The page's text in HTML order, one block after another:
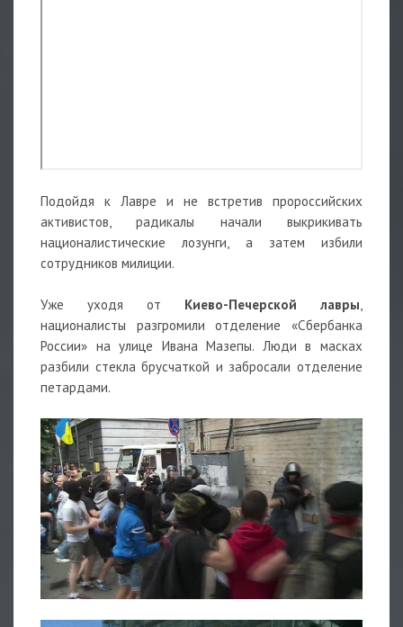
Подойдя к Лавре и не встретив пророссийских
активистов, радикалы начали выкрикивать
националистические лозунги, а затем избили
сотрудников милиции.
Уже уходя от Киево-Печерской лавры,
националисты разгромили отделение «Сбербанка
России» на улице Ивана Мазепы. Люди в масках
разбили стекла брусчаткой и забросали отделение
петардами.